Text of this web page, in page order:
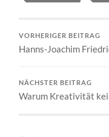
VORHERIGER BEITRAG
Hanns-Joachim
NÄCHSTER BEITRAG
Warum Kreativität